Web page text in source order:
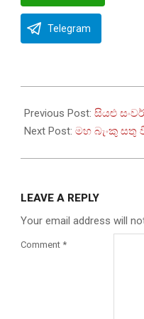
Telegram
05-
09
Previous Post: සියළු
Next Post: මහ බැංකු සතු
LEAVE A REPLY
Your email address will
Comment *